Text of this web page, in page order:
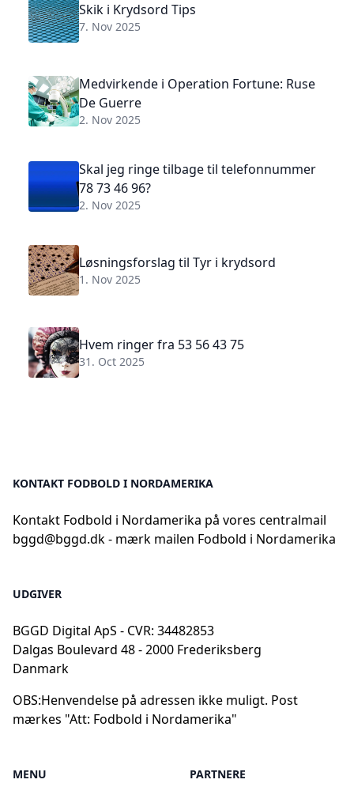
Skik i Krydsord Tips
7. Nov 2025
Medvirkende i Operation Fortune: Ruse
De Guerre
2. Nov 2025
Skal jeg ringe tilbage til telefonnummer
78 73 46 96?
2. Nov 2025
Løsningsforslag til Tyr i krydsord
1. Nov 2025
Hvem ringer fra 53 56 43 75
31. Oct 2025
KONTAKT FODBOLD I NORDAMERIKA
Kontakt Fodbold i Nordamerika på vores centralmail
bggd@bggd.dk- mærk mailen Fodbold i Nordamerika
UDGIVER
BGGD Digital ApS - CVR: 34482853
Dalgas Boulevard 48 - 2000 Frederiksberg
Danmark
OBS:Henvendelse på adressen ikke muligt. Post
mærkes "Att: Fodbold i Nordamerika"
MENU PARTNERE